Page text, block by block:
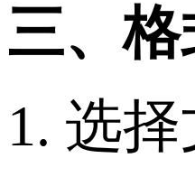
三、
1. 选